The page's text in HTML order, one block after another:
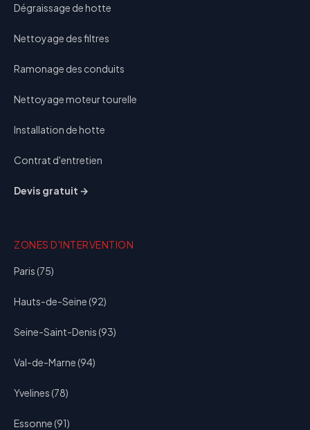
Dégraissage de hotte
Nettoyage des filtres
Ramonage des conduits
Nettoyage moteur tourelle
Installation de hotte
Contrat d'entretien
Devis gratuit →
ZONES D'INTERVENTION
Paris (75)
Hauts-de-Seine (92)
Seine-Saint-Denis (93)
Val-de-Marne (94)
Yvelines (78)
Essonne (91)